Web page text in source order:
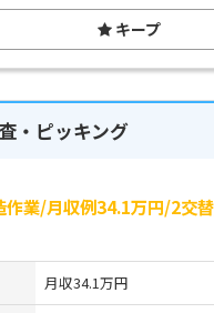
キープ
・ピッキング
作業/月収例34.1万円/2交
月収34.1万円